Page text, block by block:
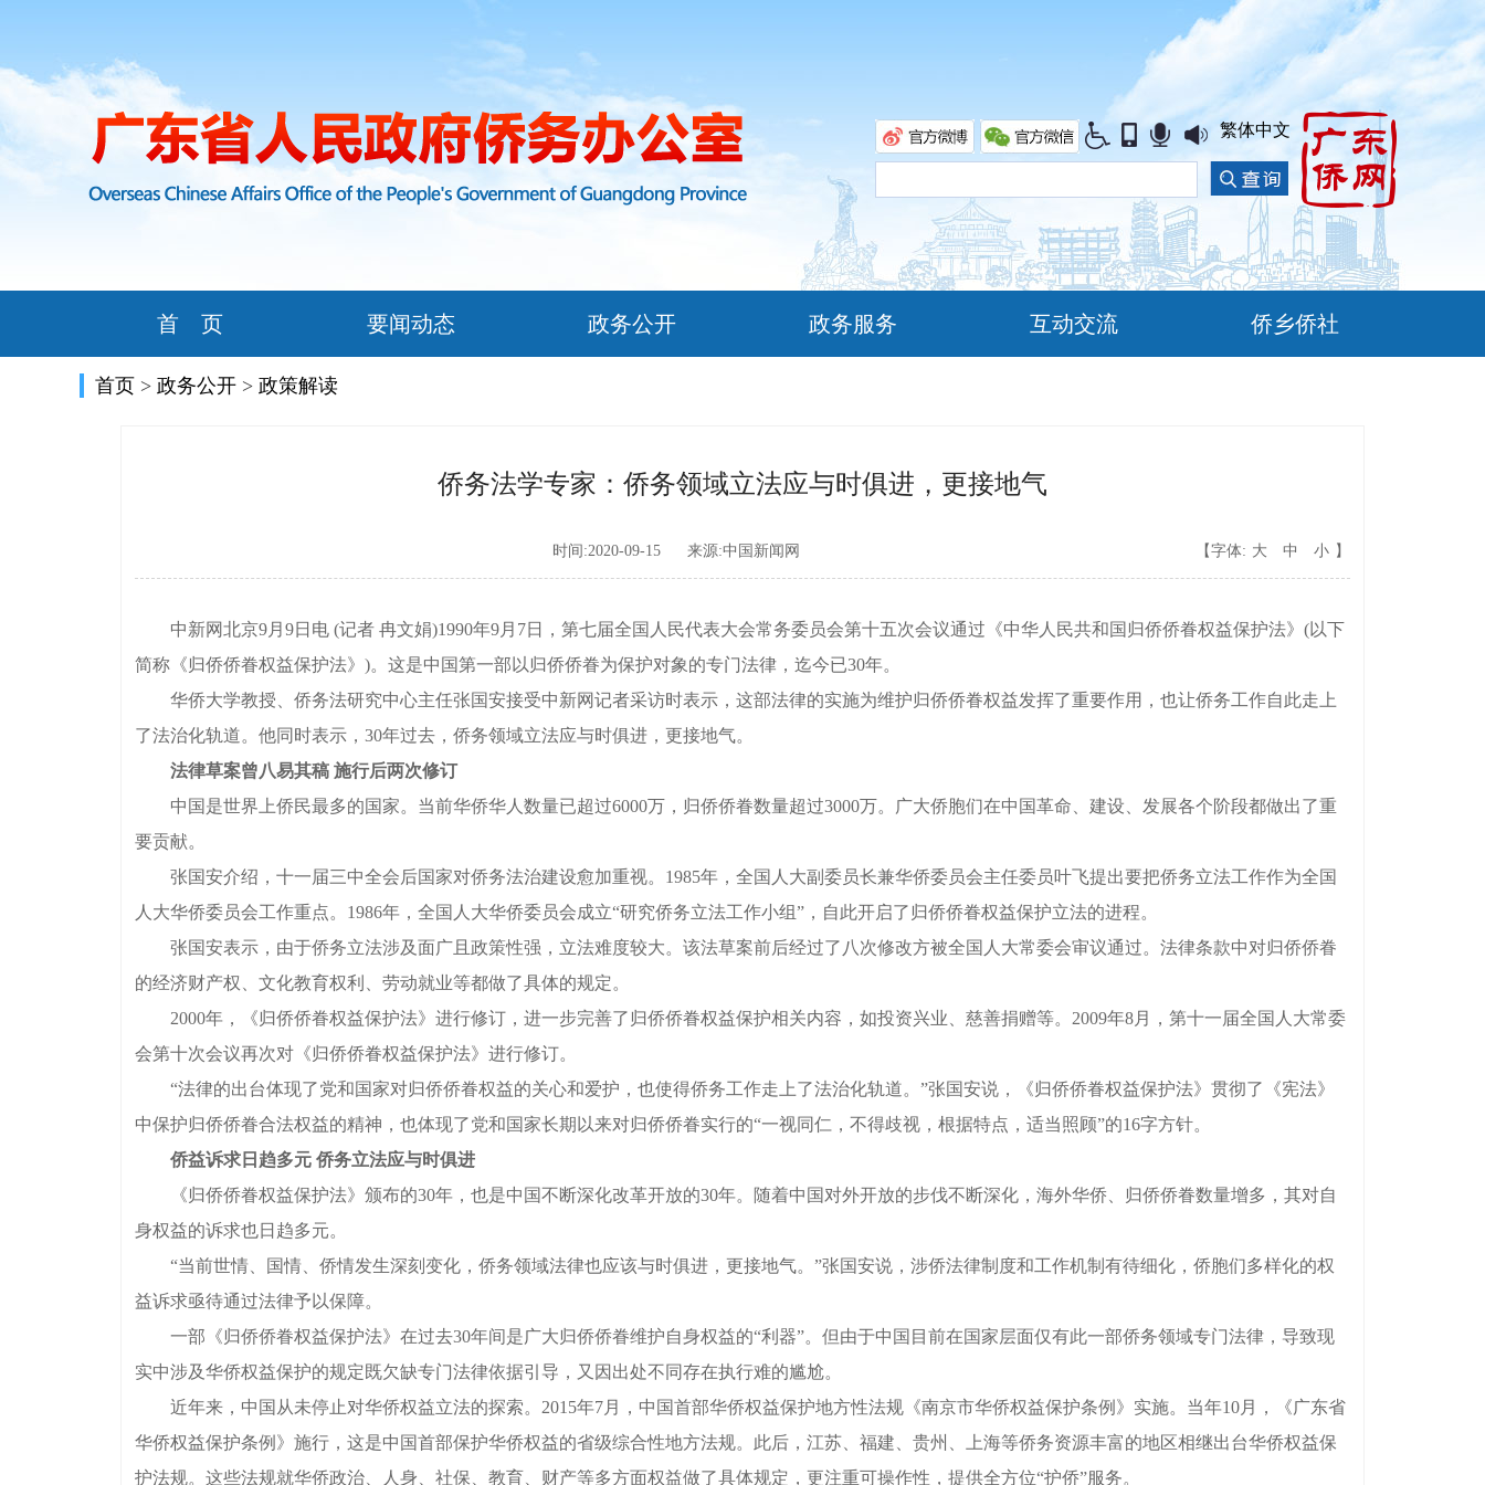
繁体中文
首 页 要闻动态 政务公开 政务服务 互动交流 侨乡侨社
首页 > 政务公开 > 政策解读
侨务法学专家：侨务领域立法应与时俱进，更接地气
时间:2020-09-15 来源:中国新闻网 【字体: 大 中 小 】
中新网北京9月9日电 (记者 冉文娟)1990年9月7日，第七届全国人民代表大会常务委员会第十五次会议通过《中华人民共和国归侨侨眷权益保护法》(以下
简称《归侨侨眷权益保护法》)。这是中国第一部以归侨侨眷为保护对象的专门法律，迄今已30年。
华侨大学教授、侨务法研究中心主任张国安接受中新网记者采访时表示，这部法律的实施为维护归侨侨眷权益发挥了重要作用，也让侨务工作自此走上
了法治化轨道。他同时表示，30年过去，侨务领域立法应与时俱进，更接地气。
法律草案曾八易其稿 施行后两次修订
中国是世界上侨民最多的国家。当前华侨华人数量已超过6000万，归侨侨眷数量超过3000万。广大侨胞们在中国革命、建设、发展各个阶段都做出了重
要贡献。
张国安介绍，十一届三中全会后国家对侨务法治建设愈加重视。1985年，全国人大副委员长兼华侨委员会主任委员叶飞提出要把侨务立法工作作为全国
人大华侨委员会工作重点。1986年，全国人大华侨委员会成立“研究侨务立法工作小组”，自此开启了归侨侨眷权益保护立法的进程。
张国安表示，由于侨务立法涉及面广且政策性强，立法难度较大。该法草案前后经过了八次修改方被全国人大常委会审议通过。法律条款中对归侨侨眷
的经济财产权、文化教育权利、劳动就业等都做了具体的规定。
2000年，《归侨侨眷权益保护法》进行修订，进一步完善了归侨侨眷权益保护相关内容，如投资兴业、慈善捐赠等。2009年8月，第十一届全国人大常委
会第十次会议再次对《归侨侨眷权益保护法》进行修订。
“法律的出台体现了党和国家对归侨侨眷权益的关心和爱护，也使得侨务工作走上了法治化轨道。”张国安说，《归侨侨眷权益保护法》贯彻了《宪法》
中保护归侨侨眷合法权益的精神，也体现了党和国家长期以来对归侨侨眷实行的“一视同仁，不得歧视，根据特点，适当照顾”的16字方针。
侨益诉求日趋多元 侨务立法应与时俱进
《归侨侨眷权益保护法》颁布的30年，也是中国不断深化改革开放的30年。随着中国对外开放的步伐不断深化，海外华侨、归侨侨眷数量增多，其对自
身权益的诉求也日趋多元。
“当前世情、国情、侨情发生深刻变化，侨务领域法律也应该与时俱进，更接地气。”张国安说，涉侨法律制度和工作机制有待细化，侨胞们多样化的权
益诉求亟待通过法律予以保障。
一部《归侨侨眷权益保护法》在过去30年间是广大归侨侨眷维护自身权益的“利器”。但由于中国目前在国家层面仅有此一部侨务领域专门法律，导致现
实中涉及华侨权益保护的规定既欠缺专门法律依据引导，又因出处不同存在执行难的尴尬。
近年来，中国从未停止对华侨权益立法的探索。2015年7月，中国首部华侨权益保护地方性法规《南京市华侨权益保护条例》实施。当年10月，《广东省
华侨权益保护条例》施行，这是中国首部保护华侨权益的省级综合性地方法规。此后，江苏、福建、贵州、上海等侨务资源丰富的地区相继出台华侨权益保
护法规。这些法规就华侨政治、人身、社保、教育、财产等多方面权益做了具体规定，更注重可操作性，提供全方位“护侨”服务。